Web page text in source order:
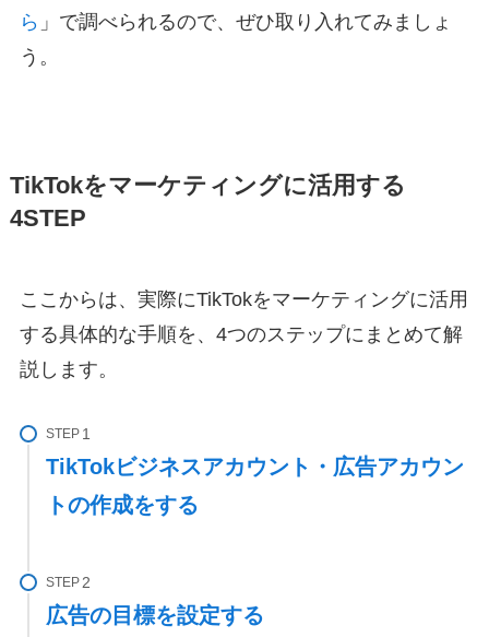
ら 」で調べられるので、ぜひ取り入れてみましょ
う。
TikTokをマーケティングに活用する
4STEP
ここからは、実際にTikTokをマーケティングに活用
する具体的な手順を、4つのステップにまとめて解
説します。
STEP
TikTokビジネスアカウント・広告アカウン
トの作成をする
STEP
広告の目標を設定する